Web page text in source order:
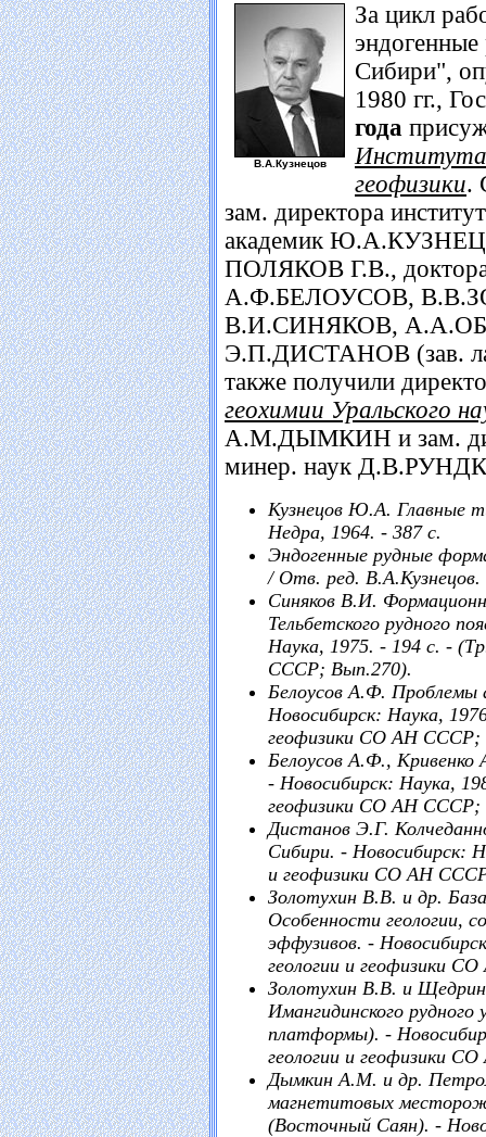
В.А.Кузнецов
За цикл
Сибири",
1980 гг.,
года
Института
геофизики.
зам. директора
академик
ПОЛЯКОВ Г.В., доктора
А.Ф.БЕЛОУСОВ,
В.И.СИНЯКОВ,
Э.П.ДИСТАНОВ (зав.
также получили
геохимии Уральского
А.М.ДЫМКИН и зам.
минер. наук
Кузнецов Ю.А. Главные
Недра, 1964. - 387 с.
Эндогенные рудные
/ Отв. ред.
Синяков В.И.
Тельбетского рудного
Наука, 1975. - 194 с. -
СССР; Вып.270).
Белоусов А.Ф. Проблемы
Новосибирск: Наука,
геофизики СО АН СССР;
Белоусов А.Ф., Кривенко
- Новосибирск: Наука,
геофизики СО АН СССР;
Дистанов Э.Г.
Сибири. - Новосибирск:
и геофизики СО АН
Золотухин В.В. и др.
Особенности геологии,
эффузивов. -
геологии и геофизики
Золотухин В.В. и
Имангидинского рудного
платформы). -
геологии и геофизики
Дымкин А.М. и др.
магнетитовых
(Восточный Саян). -